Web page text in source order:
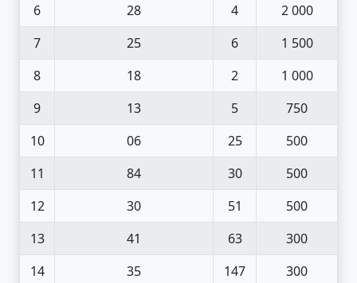
6
28 4
2 000
7
25 6
1 500
8
18 2
1 000
9
13 5
750
10
06 25
500
11
84 30
500
12
30 51
500
13
41 63
300
14
35 147
300